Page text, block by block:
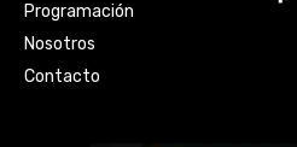
Programación
Nosotros
Contacto